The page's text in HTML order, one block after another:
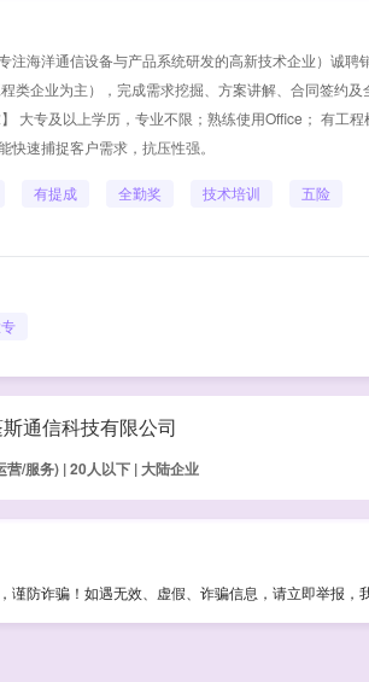
注海洋通信设备与产品系统研发的高新技术企业）诚
类企业为主），完成需求挖掘、方案讲解、合同签约
大专及以上学历，专业不限；熟练使用Office； 有工
快速捕捉客户需求，抗压性强。
有提成 全勤奖 技术培训 五险
通信科技有限公司
营/服务) | 20人以下 | 大陆企业
谨防诈骗！如遇无效、虚假、诈骗信息，请立即举报，